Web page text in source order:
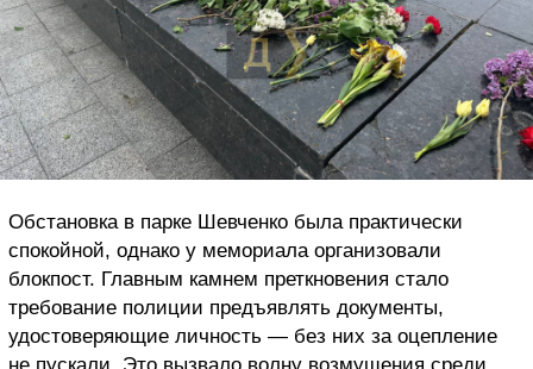
Обстановка в парке Шевченко была практически
спокойной, однако у мемориала организовали
блокпост. Главным камнем преткновения стало
требование полиции предъявлять документы,
удостоверяющие личность — без них за оцепление
не пускали. Это вызвало волну возмущения среди